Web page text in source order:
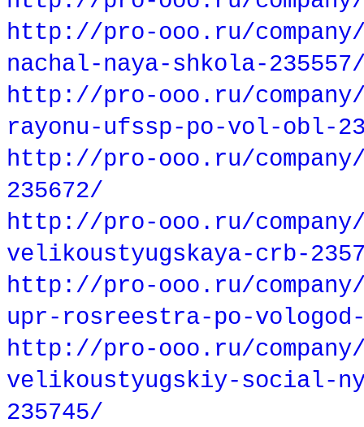
http://pro-ooo.ru/company/
nachal-naya-shkola-
http://pro-ooo.ru/company/
rayonu-ufssp-po-vol-obl-
http://pro-ooo.ru/
235672/
http://pro-ooo.ru/company/
velikoustyugskaya-crb-
http://pro-ooo.ru/
upr-rosreestra-po-
http://pro-ooo.ru/
velikoustyugskiy-social-
235745/